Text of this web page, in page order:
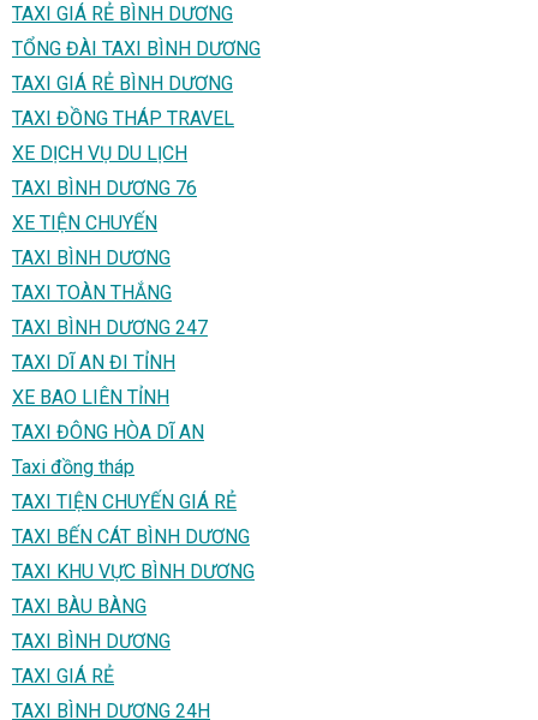
TAXI GIÁ RẺ BÌNH DƯƠNG
TỔNG ĐÀI TAXI BÌNH DƯƠNG
TAXI GIÁ RẺ BÌNH DƯƠNG
TAXI ĐỒNG THÁP TRAVEL
XE DỊCH VỤ DU LỊCH
TAXI BÌNH DƯƠNG 76
XE TIỆN CHUYẾN
TAXI BÌNH DƯƠNG
TAXI TOÀN THẮNG
TAXI BÌNH DƯƠNG 247
TAXI DĨ AN ĐI TỈNH
XE BAO LIÊN TỈNH
TAXI ĐÔNG HÒA DĨ AN
Taxi đồng tháp
TAXI TIỆN CHUYẾN GIÁ RẺ
TAXI BẾN CÁT BÌNH DƯƠNG
TAXI KHU VỰC BÌNH DƯƠNG
TAXI BÀU BÀNG
TAXI BÌNH DƯƠNG
TAXI GIÁ RẺ
TAXI BÌNH DƯƠNG 24H